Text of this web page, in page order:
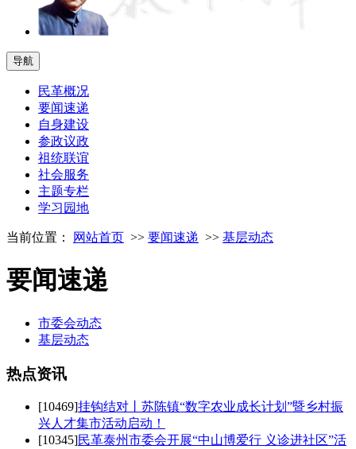
导航
民革概况
要闻速递
自身建设
参政议政
祖统联谊
社会服务
主题专栏
学习园地
当前位置： 网站首页 >> 要闻速递 >> 基层动态
要闻速递
市委会动态
基层动态
热点资讯
[10469]挂钩结对丨苏陈镇“数字农业成长计划”暨乡村振
兴人才集市活动启动！
[10345]民革泰州市委会开展“中山博爱行 义诊进社区”活